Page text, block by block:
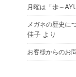
月曜は「歩～
メガネの歴史に
佳子 より
お客様からのお